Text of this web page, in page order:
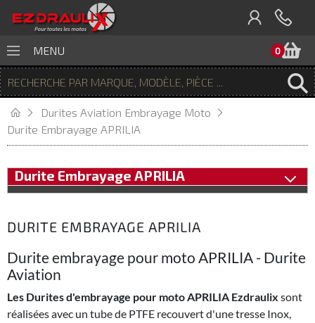
0
MENU
Durites Aviation Embrayage Moto
Durite Embrayage APRILIA
Durite Embrayage APRILIA
DURITE EMBRAYAGE APRILIA
Durite embrayage pour moto APRILIA - Durite
Aviation
Les Durites d'embrayage pour moto APRILIA Ezdraulix sont
réalisées avec un tube de PTFE recouvert d'une tresse Inox,